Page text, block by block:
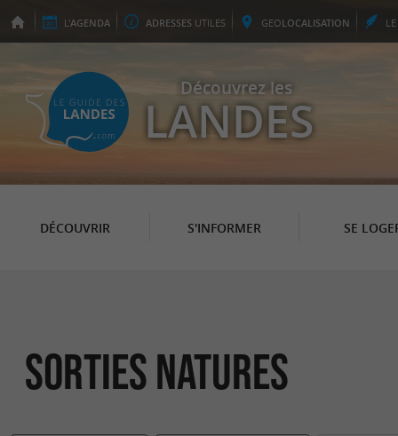
L'AGENDA ADRESSES UTILES GEOLOCALISATION LE
Découvrez les
LANDES
DÉCOUVRIR S'INFORMER SE
Sorties natures